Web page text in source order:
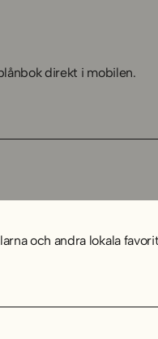
direkt i mobilen.
och andra lokala